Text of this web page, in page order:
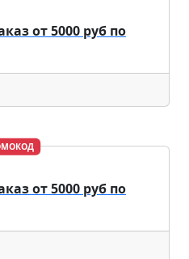
от 5000 руб по
от 5000 руб по